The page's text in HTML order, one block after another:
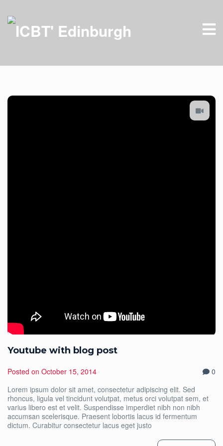
Youtube with blog post
Posted on October 15, 2014
0
Lorem ipsum dolor sit amet, consectetur adipiscing elit. Sed
rhoncus, ligula vel tincidunt volutpat, metus orci volutpat sem, et
varius libero est et velit. Suspendisse imperdiet nibh non nibh
accumsan scelerisque. Praesent lobortis lacus id fermentum
dictum. Curabitur consectetur lacus eget justo